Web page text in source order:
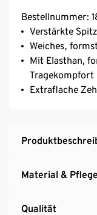
Bestellnummer:
Verstärkte
Weiches,
Mit Elasthan,
Tragekompfort
Extraflache
Material & Pflege
Qualität